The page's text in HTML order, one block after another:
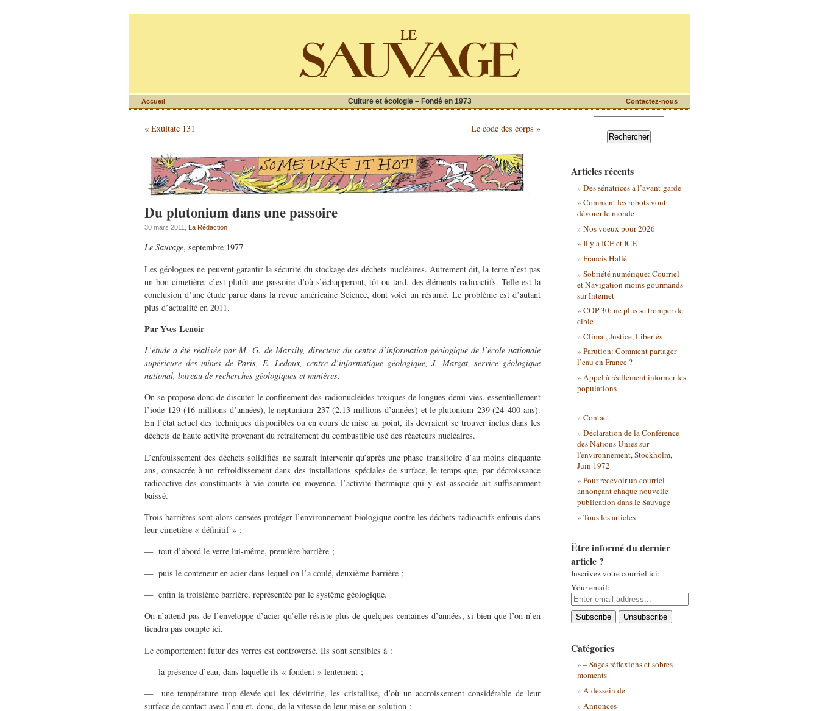
Culture et écologie – Fondé en 1973
Accueil Contactez-nous
« Exultate 131 Le code des corps »
Du plutonium dans une passoire
30 mars 2011, La Rédaction
Le Sauvage, septembre 1977
Les géologues ne peuvent garantir la sécurité du stockage des déchets nucléaires. Autrement dit, la terre n’est pas
un bon cimetière, c’est plutôt une passoire d’où s’échapperont, tôt ou tard, des éléments radioactifs. Telle est la
conclusion d’une étude parue dans la revue américaine Science, dont voici un résumé. Le problème est d’autant
plus d’actualité en 2011.
Par Yves Lenoir
L’étude a été réalisée par M. G. de Marsily, directeur du centre d’information géologique de l’école nationale
supérieure des mines de Paris, E. Ledoux, centre d’informatique géologique, J. Margat, service géologique
national, bureau de recherches géologiques et minières.
On se propose donc de discuter le confinement des radionucléides toxiques de longues demi-vies, essentiellement
l’iode 129 (16 millions d’années), le neptunium 237 (2,13 millions d’années) et le plutonium 239 (24 400 ans).
En l’état actuel des techniques disponibles ou en cours de mise au point, ils devraient se trouver inclus dans les
déchets de haute activité provenant du retraitement du combustible usé des réacteurs nucléaires.
L’enfouissement des déchets solidifiés ne saurait intervenir qu’après une phase transitoire d’au moins cinquante
ans, consacrée à un refroidissement dans des installations spéciales de surface, le temps que, par décroissance
radioactive des constituants à vie courte ou moyenne, l’activité thermique qui y est associée ait suffisamment
baissé.
Trois barrières sont alors censées protéger l’environnement biologique contre les déchets radioactifs enfouis dans
leur cimetière « définitif » :
— tout d’abord le verre lui-même, première barrière ;
— puis le conteneur en acier dans lequel on l’a coulé, deuxième barrière ;
— enfin la troisième barrière, représentée par le système géologique.
On n’attend pas de l’enveloppe d’acier qu’elle résiste plus de quelques centaines d’années, si bien que l’on n’en
tiendra pas compte ici.
Le comportement futur des verres est controversé. Ils sont sensibles à :
— la présence d’eau, dans laquelle ils « fondent » lentement ;
— une température trop élevée qui les dévitrifie, les cristallise, d’où un accroissement considérable de leur
surface de contact avec l’eau et, donc, de la vitesse de leur mise en solution ;
Articles récents
Des sénatrices à l’avant-garde
Comment les robots vont
dévorer le monde
Nos voeux pour 2026
Il y a ICE et ICE
Francis Hallé
Sobriété numérique: Courriel
et Navigation moins gourmands
sur Internet
COP 30: ne plus se tromper de
cible
Climat, Justice, Libertés
Parution: Comment partager
l’eau en France ?
Appel à réellement informer les
populations
Contact
Déclaration de la Conférence
des Nations Unies sur
l'environnement, Stockholm,
Juin 1972
Pour recevoir un courriel
annonçant chaque nouvelle
publication dans le Sauvage
Tous les articles
Être informé du dernier
article ?
Inscrivez votre courriel ici:
Your email:
Catégories
– Sages réflexions et sobres
moments
A dessein de
Annonces